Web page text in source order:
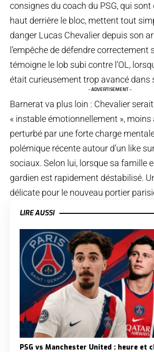
consignes du coach du PSG, qui sont
haut derrière le bloc, mettent tout
danger Lucas Chevalier depuis son
l’empêche de défendre correctement
témoigne le lob subi contre l’OL,
était curieusement trop avancé dans
- ADVERTISEMENT -
Barnerat va plus loin : Chevalier
« instable émotionnellement », moins
perturbé par une forte charge
polémique récente autour d’un like
sociaux. Selon lui, lorsque sa famille
gardien est rapidement déstabilisé.
délicate pour le nouveau portier
LIRE AUSSI
PSG vs Manchester United : heure et